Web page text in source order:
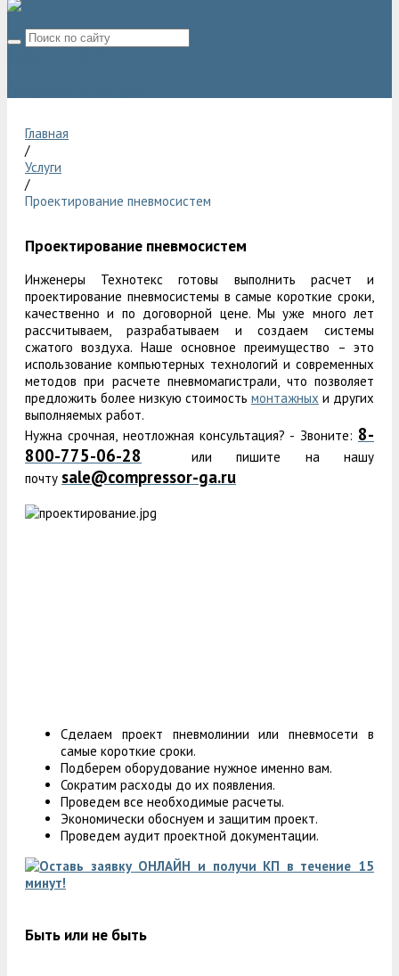
Главная
/
Услуги
/
Проектирование пневмосистем
Проектирование пневмосистем
Инженеры Технотекс готовы выполнить расчет и
проектирование пневмосистемы в самые короткие сроки,
качественно и по договорной цене. Мы уже много лет
рассчитываем, разрабатываем и создаем системы
сжатого воздуха. Наше основное преимущество – это
использование компьютерных технологий и современных
методов при расчете пневмомагистрали, что позволяет
предложить более низкую стоимость монтажных и других
выполняемых работ.
Нужна срочная, неотложная консультация? - Звоните: 8-
800-775-06-28
или пишите на нашу
почту sale@compressor-ga.ru
Сделаем проект пневмолинии или пневмосети в
самые короткие сроки.
Подберем оборудование нужное именно вам.
Сократим расходы до их появления.
Проведем все необходимые расчеты.
Экономически обоснуем и защитим проект.
Проведем аудит проектной документации.
Быть или не быть